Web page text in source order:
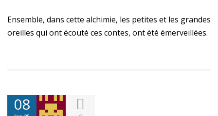
Ensemble, dans cette alchimie, les petites et les grandes
oreilles qui ont écouté ces contes, ont été émerveillées.
08